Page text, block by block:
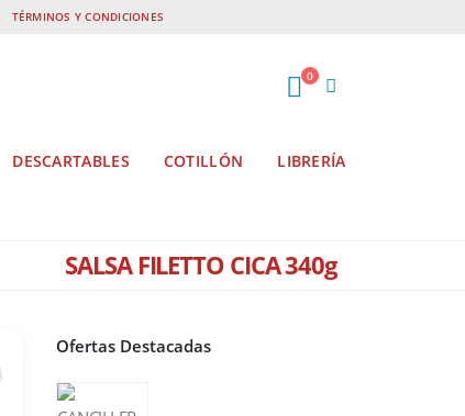
TÉRMINOS Y CONDICIONES
0
DESCARTABLES COTILLÓN LIBRERÍA
SALSA FILETTO CICA 340g
Ofertas Destacadas